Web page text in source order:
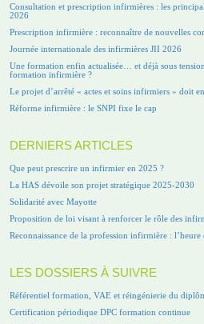
Consultation et prescription infirmières : les
2026
Prescription infirmière : reconnaître de nouvelles
Journée internationale des infirmières JII 2026
Une formation enfin actualisée… et déjà sous
formation infirmière ?
Le projet d’arrêté « actes et soins infirmiers » doit
Réforme infirmière : le SNPI fixe le cap
DERNIERS ARTICLES
Que peut prescrire un infirmier en 2025 ?
La HAS dévoile son projet stratégique 2025-2030
Solidarité avec Mayotte
Proposition de loi visant à renforcer le rôle des
Reconnaissance de la profession infirmière :
LES DOSSIERS À SUIVRE
Référentiel formation, VAE et réingénierie du
Certification périodique DPC formation continue